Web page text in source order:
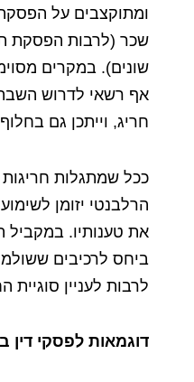
ומתוקצבים על
שכר (לרבות הפסקת
שונים). במקרים
אף רשאי לדרוש
חריג, וייתכן גם בחלוף
ככל שמתגלות חריגות
הרלבנטי יזומן לשימוע
את טענותיו. במקביל
ביחס לרכיבים
לרבות לעניין סוגיית
דוגמאות לפסקי דין